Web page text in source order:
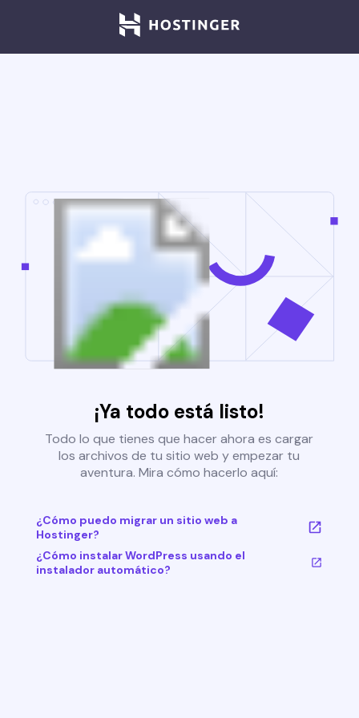
¡Ya todo está listo!
Todo lo que tienes que hacer ahora es cargar
los archivos de tu sitio web y empezar tu
aventura. Mira cómo hacerlo aquí:
¿Cómo puedo migrar un sitio web a
Hostinger?
¿Cómo instalar WordPress usando el
instalador automático?